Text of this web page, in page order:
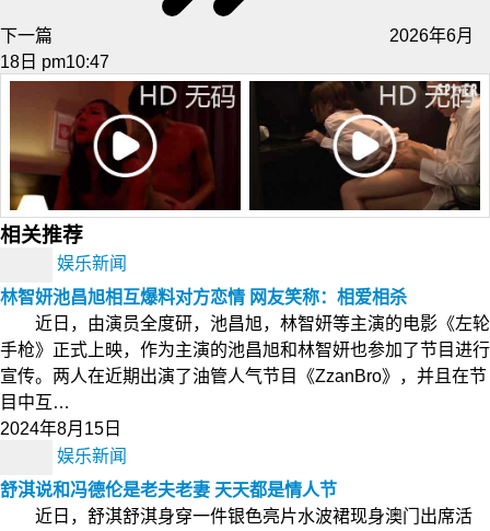
下一篇
2026年6月
18日 pm10:47
相关推荐
娱乐新闻
林智妍池昌旭相互爆料对方恋情 网友笑称：相爱相杀
近日，由演员全度研，池昌旭，林智妍等主演的电影《左轮
手枪》正式上映，作为主演的池昌旭和林智妍也参加了节目进行
宣传。两人在近期出演了油管人气节目《ZzanBro》，并且在节
目中互…
2024年8月15日
娱乐新闻
舒淇说和冯德伦是老夫老妻 天天都是情人节
近日，舒淇舒淇身穿一件银色亮片水波裙现身澳门出席活